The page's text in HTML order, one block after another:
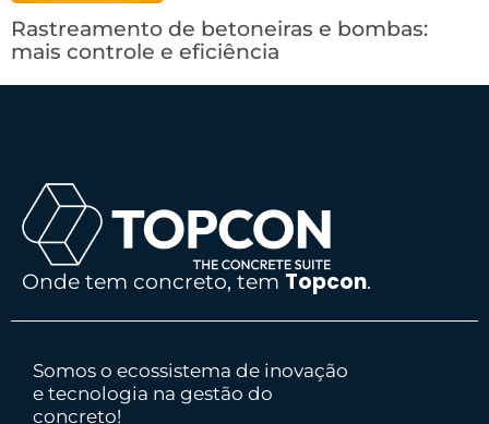
Rastreamento de betoneiras e bombas:
mais controle e eficiência
Onde tem concreto, tem Topcon.
Somos o ecossistema de inovação
e tecnologia na gestão do
concreto!